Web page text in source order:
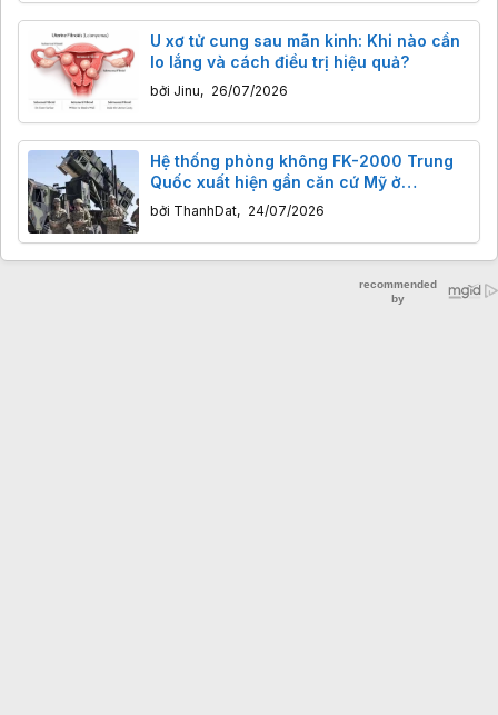
U xơ tử cung sau mãn kinh: Khi nào cần
lo lắng và cách điều trị hiệu quả?
bởi Jinu, 26/07/2026
Hệ thống phòng không FK-2000 Trung
Quốc xuất hiện gần căn cứ Mỹ ở
Bahrain, báo hiệu điều gì đang diễn ra
tại Trung Đông?
bởi ThanhDat, 24/07/2026